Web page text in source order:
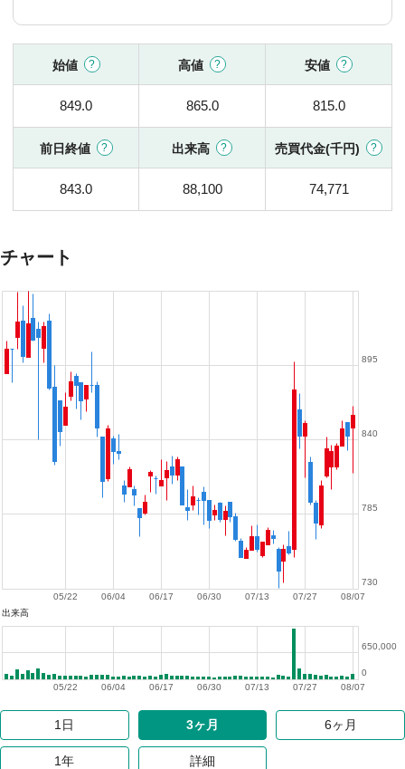
始値 高値 安値
849.0 865.0 815.0
前日終値 出来高 売買代金(千円)
843.0 88,100 74,771
チャート
08/07
07/27
07/13
06/30
06/17
06/04
05/22
730
785
840
895
出来高
08/07
07/27
07/13
06/30
06/17
06/04
05/22
0
650,000
1日 3ヶ月 6ヶ月
1年 詳細